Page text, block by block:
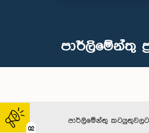
02
පාර්ලි‌මේන්තු‌
පාර්ලිමේන්තු